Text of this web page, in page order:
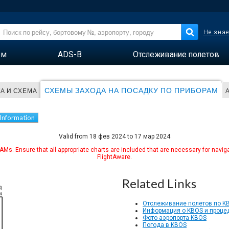
Не
ADS-B Отслеживание полетов
И СХЕМА СХЕМЫ ЗАХОДА НА ПОСАДКУ ПО ПРИБОРАМ
Valid from 18 фев 2024 to 17 мар 2024
Ensure that all appropriate charts are included that are necessary for
FlightAware.
Related Links
Отслеживание полетов по
Информация о KBOS и
Фото аэропорта KBOS
Погода в KBOS